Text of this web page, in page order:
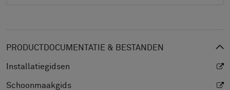
PRODUCTDOCUMENTATIE & BESTANDEN
Installatiegidsen
Schoonmaakgids